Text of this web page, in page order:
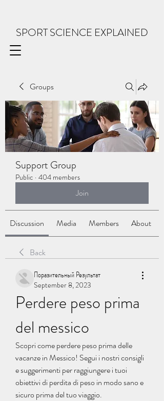
SPORT SCIENCE EXPLAINED
Groups
Support Group
Public · 404 members
Join
Discussion Media Members About
Back
Поразительный Результат
September 8, 2023
Perdere peso prima
del messico
Scopri come perdere peso prima delle
vacanze in Messico! Segui i nostri consigli
e suggerimenti per raggiungere i tuoi
obiettivi di perdita di peso in modo sano e
sicuro prima del tuo viaggio.